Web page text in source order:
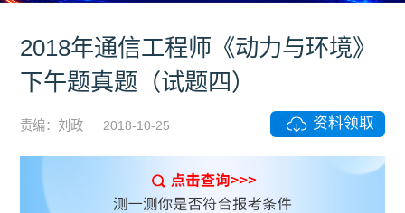
2018年通信工程师《动力与环境》
下午题真题（试题四）
责编：刘政 2018-10-25 资料领取